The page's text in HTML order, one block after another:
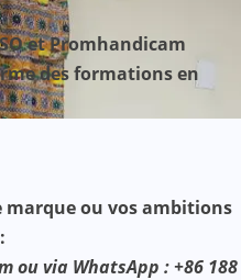
et Promhandicam
des formations en
marque ou vos ambitions
ou via WhatsApp : +86 188